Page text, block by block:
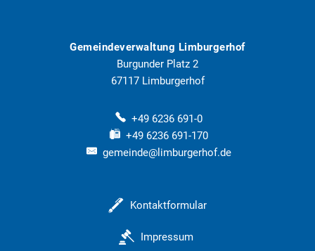
Gemeindeverwaltung Limburgerhof
Burgunder Platz 2
67117 Limburgerhof
+49 6236 691-0
+49 6236 691-170
gemeinde@limburgerhof.de
Kontaktformular
Impressum